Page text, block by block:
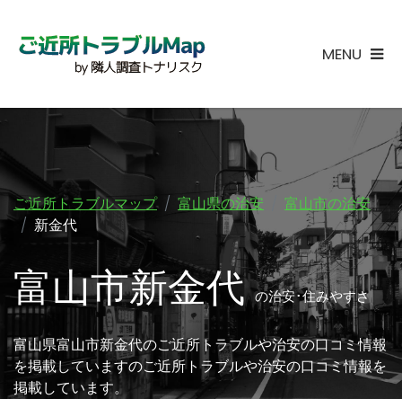
MENU
ご近所トラブルマップ 富山県の治安
富山市の治安
新金代
富山市新金代の治安･住みやすさ
富山県富山市新金代のご近所トラブルや治安の口コミ情報
を掲載していますのご近所トラブルや治安の口コミ情報を
掲載しています。